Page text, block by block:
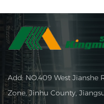
Add: NO.409 West
Zone, Jinhu County,